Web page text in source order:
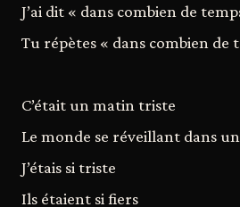
J’ai dit « dans combien de
Tu répètes « dans combien de
C’était un matin triste
Le monde se réveillant dans
J’étais si triste
Ils étaient si fiers